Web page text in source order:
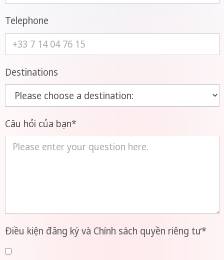
Telephone
Destinations
Câu hỏi của bạn*
Điều kiện đăng ký và Chính sách quyền riêng tư*